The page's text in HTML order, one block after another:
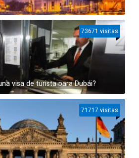
visa de turista para Dubái?
73671 visitas
71717 visitas